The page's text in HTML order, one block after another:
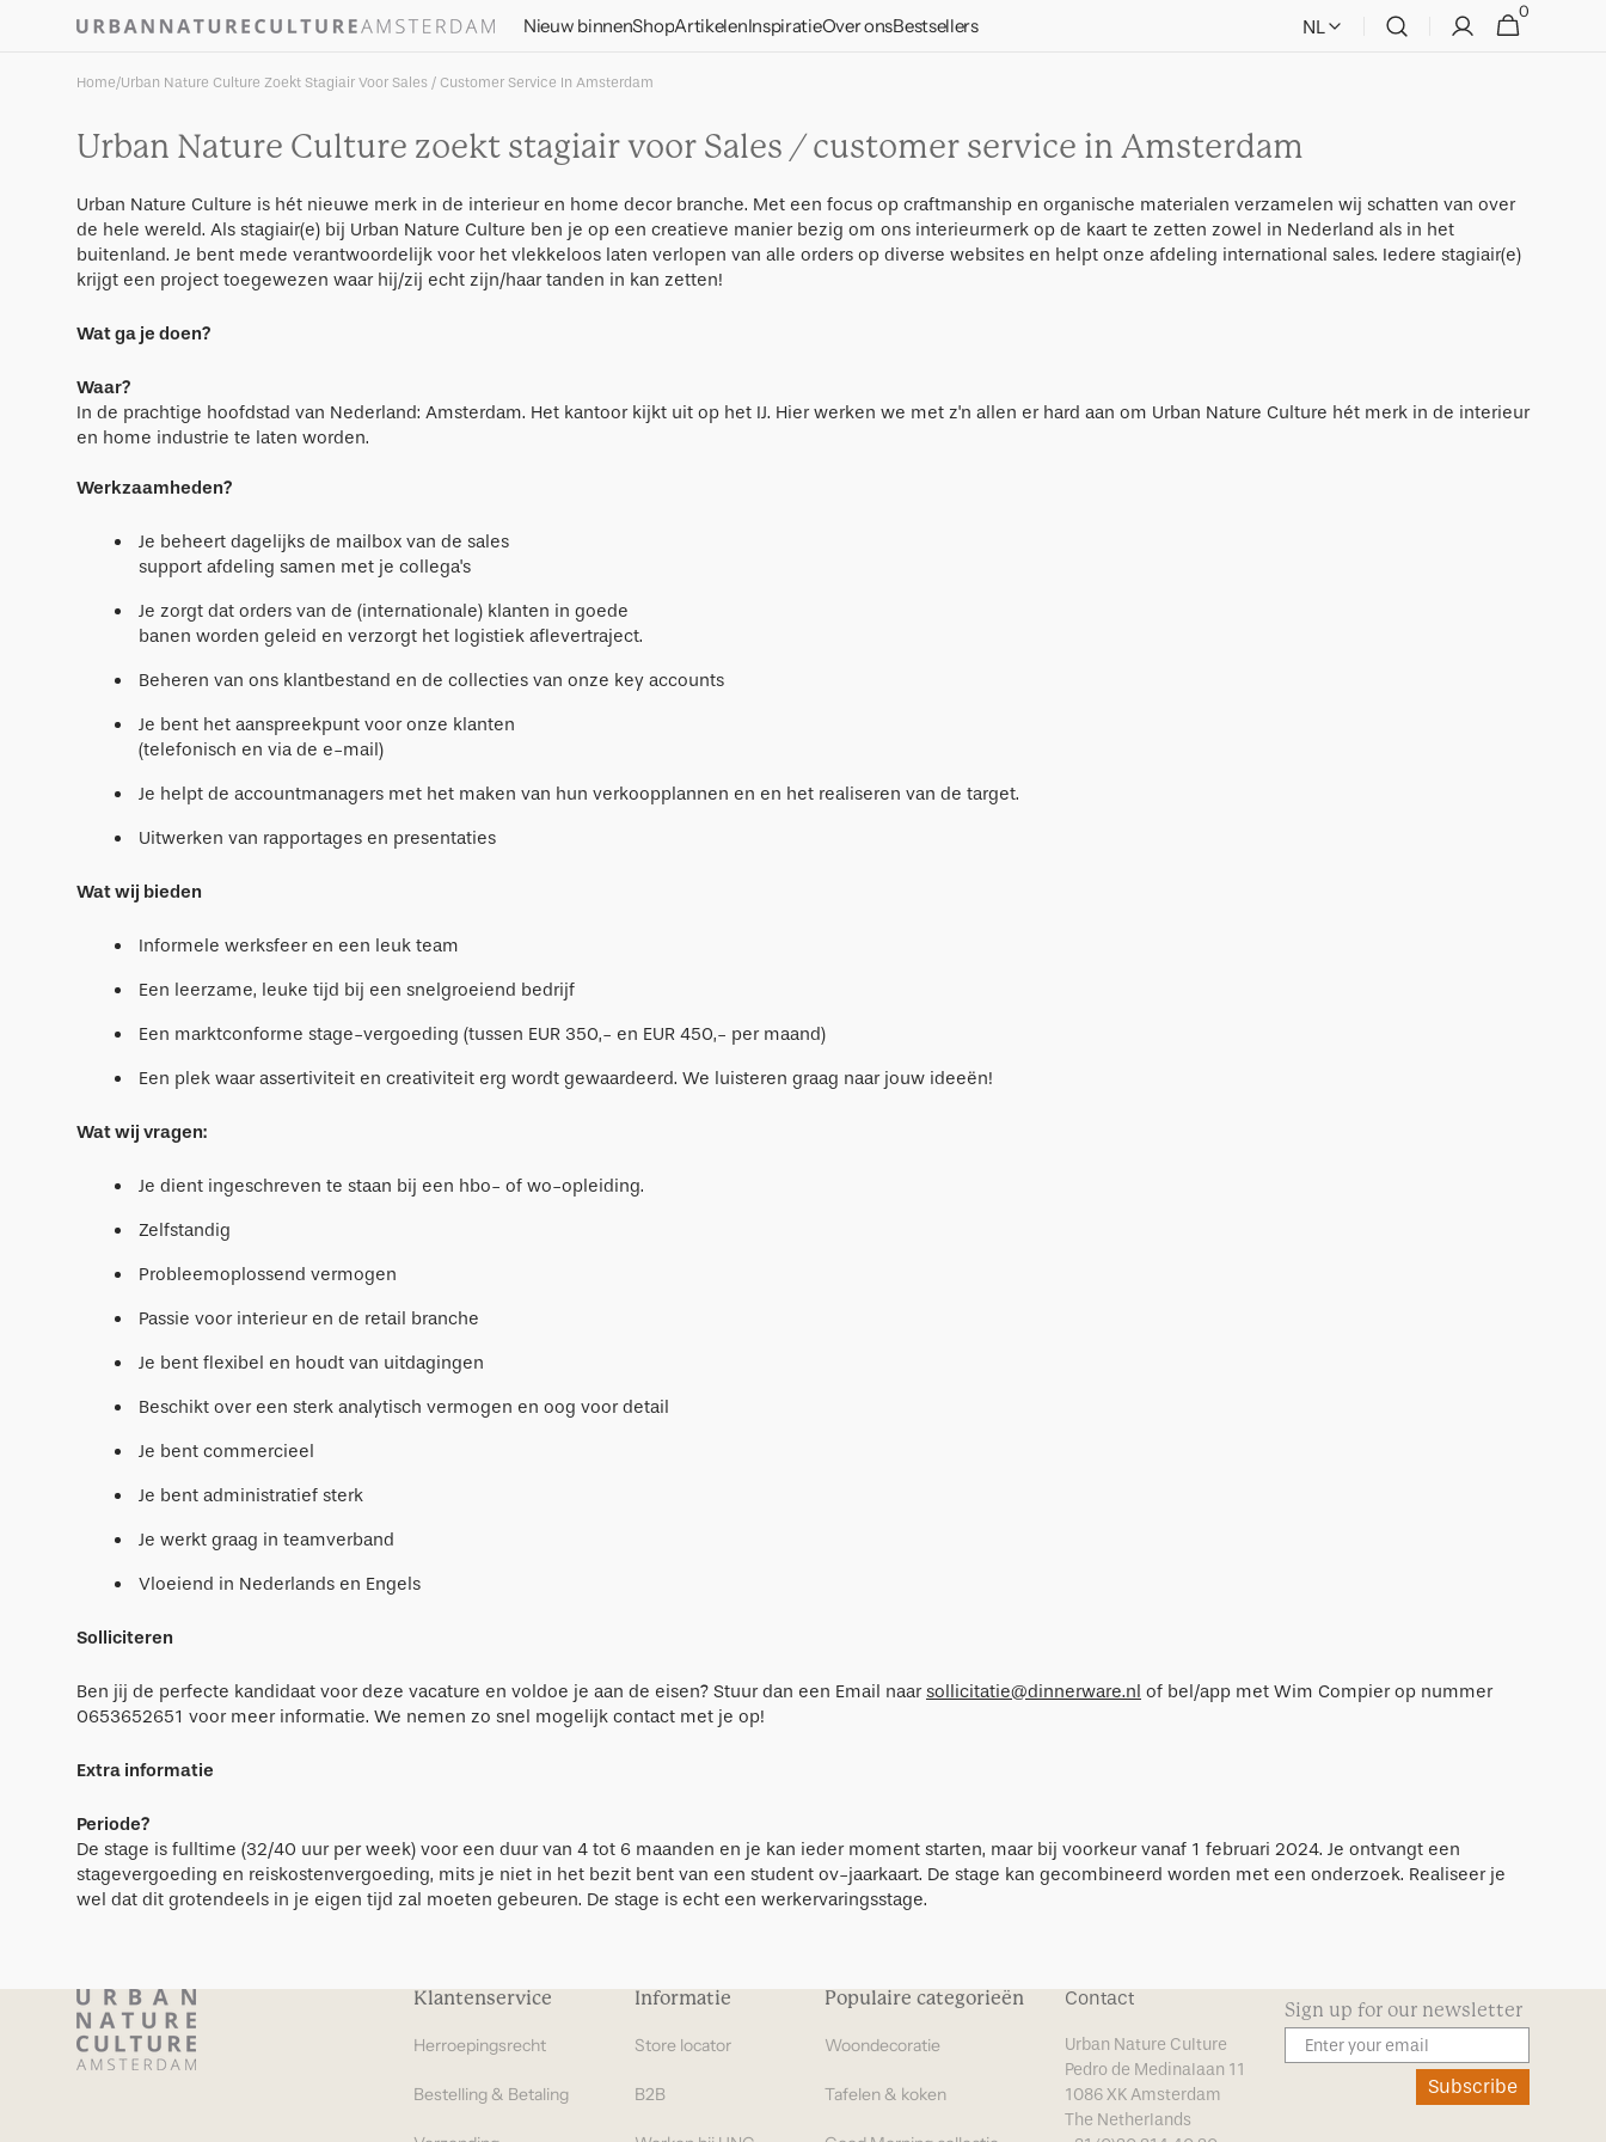
Skip to
Nieuw binnenShop
Decoratieve items
Wanddecoratie
Fotolijsten
Glazen
Borden & schotels
Kommen
Good Morning
collectie
Kommen
Verlichting
Textiel
Sokkels
Gift packs
LINDA. x UNC
ArtikelenInspiratieOver ons
Maak kennis met onze
Onze
verantwoordelijke
benadering
Bestsellers NL Winkelmand
0
0
items
Home/Urban Nature Culture Zoekt Stagiair Voor Sales / Customer Service In Amsterdam
Urban Nature Culture zoekt stagiair voor Sales / customer service in Amsterdam
Urban Nature Culture is hét nieuwe merk in de interieur en home decor branche. Met een focus op craftmanship en organische materialen verzamelen wij schatten van over
de hele wereld. Als stagiair(e) bij Urban Nature Culture ben je op een creatieve manier bezig om ons interieurmerk op de kaart te zetten zowel in Nederland als in het
buitenland. Je bent mede verantwoordelijk voor het vlekkeloos laten verlopen van alle orders op diverse websites en helpt onze afdeling international sales. Iedere stagiair(e)
krijgt een project toegewezen waar hij/zij echt zijn/haar tanden in kan zetten!
Wat ga je doen?
Waar?
In de prachtige hoofdstad van Nederland: Amsterdam. Het kantoor kijkt uit op het IJ. Hier werken we met z'n allen er hard aan om Urban Nature Culture hét merk in de interieur
en home industrie te laten worden.
Werkzaamheden?
Je beheert dagelijks de mailbox van de sales
support afdeling samen met je collega's
Je zorgt dat orders van de (internationale) klanten in goede
banen worden geleid en verzorgt het logistiek aflevertraject.
Beheren van ons klantbestand en de collecties van onze key accounts
Je bent het aanspreekpunt voor onze klanten
(telefonisch en via de e-mail)
Je helpt de accountmanagers met het maken van hun verkoopplannen en en het realiseren van de target.
Uitwerken van rapportages en presentaties
Wat wij bieden
Informele werksfeer en een leuk team
Een leerzame, leuke tijd bij een snelgroeiend bedrijf
Een marktconforme stage-vergoeding (tussen EUR 350,- en EUR 450,- per maand)
Een plek waar assertiviteit en creativiteit erg wordt gewaardeerd. We luisteren graag naar jouw ideeën!
Wat wij vragen:
Je dient ingeschreven te staan bij een hbo- of wo-opleiding.
Zelfstandig
Probleemoplossend vermogen
Passie voor interieur en de retail branche
Je bent flexibel en houdt van uitdagingen
Beschikt over een sterk analytisch vermogen en oog voor detail
Je bent commercieel
Je bent administratief sterk
Je werkt graag in teamverband
Vloeiend in Nederlands en Engels
Solliciteren
Ben jij de perfecte kandidaat voor deze vacature en voldoe je aan de eisen? Stuur dan een Email naar sollicitatie@dinnerware.nl of bel/app met Wim Compier op nummer
0653652651 voor meer informatie. We nemen zo snel mogelijk contact met je op!
Extra informatie
Periode?
De stage is fulltime (32/40 uur per week) voor een duur van 4 tot 6 maanden en je kan ieder moment starten, maar bij voorkeur vanaf 1 februari 2024. Je ontvangt een
stagevergoeding en reiskostenvergoeding, mits je niet in het bezit bent van een student ov-jaarkaart. De stage kan gecombineerd worden met een onderzoek. Realiseer je
wel dat dit grotendeels in je eigen tijd zal moeten gebeuren. De stage is echt een werkervaringsstage.
Klantenservice
Herroepingsrecht
Bestelling & Betaling
Informatie
Store locator
B2B
Populaire categorieën
Woondecoratie
Tafelen & koken
Contact
Urban Nature Culture
Pedro de Medinalaan 11
1086 XK Amsterdam
The Netherlands
Sign up for our newsletter
Subscribe